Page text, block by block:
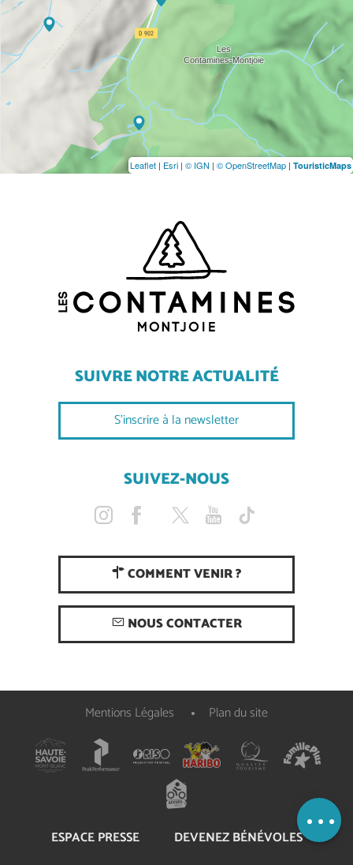
Prestations
Carte
Leaflet | Esri | © IGN | © OpenStreetMap | TouristicMaps
SUIVRE NOTRE ACTUALITÉ
S'inscrire à la newsletter
SUIVEZ-NOUS
COMMENT VENIR ?
NOUS CONTACTER
Mentions Légales Plan du site
ESPACE PRESSE DEVENEZ BÉNÉVOLES